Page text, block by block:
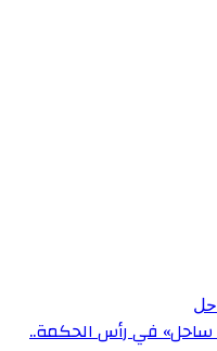
في رأس الحكمة..